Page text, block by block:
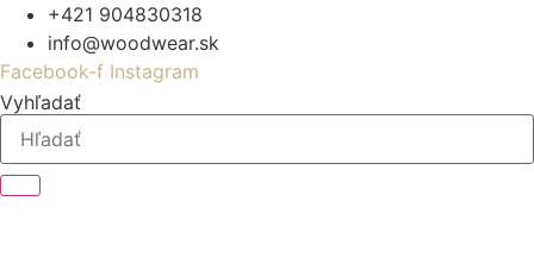
Preskočiť
obsah
+421 904830318
info@woodwear.sk
Facebook-f Instagram
Vyhľadať